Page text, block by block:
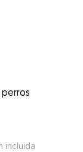
incluida